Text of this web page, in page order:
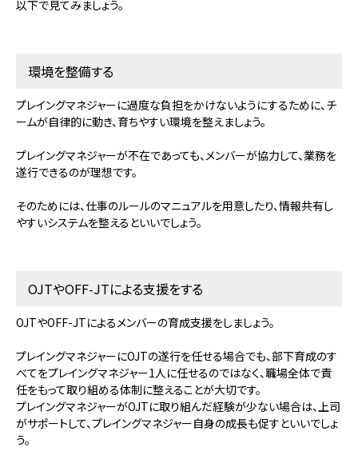
以下で見てみましょう。
環境を整備する
プレイングマネジャーに過度な負担をかけないようにするために、チ
ームが自律的に動き、育ちやすい環境を整えましょう。
プレイングマネジャーが不在であっても、メンバーが協力して、業務を
遂行できるのが理想です。
そのためには、仕事のルールのマニュアルを用意したり、情報共有し
やすいシステムを整えるといいでしょう。
OJTやOFF-JTによる支援をする
OJTやOFF-JTによるメンバーの育成支援をしましょう。
プレイングマネジャーにOJTの遂行を任せる場合でも、部下育成のす
べてをプレイングマネジャー1人に任せるのではなく、職場全体で責
任をもって取り組める体制に整えることが大切です。
プレイングマネジャーがOJTに取り組んだ経験が少ない場合は、上司
がサポートして、プレイングマネジャー自身の成長も促すといいでしょ
う。